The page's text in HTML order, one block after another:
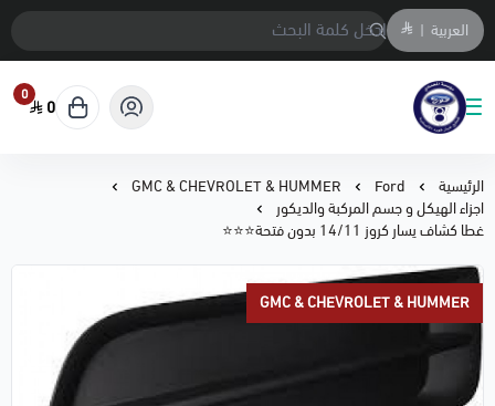
العربية |
متجر المحمادي لقطع السيارات
0
0
الرئيسية Ford
GMC & CHEVROLET & HUMMER
اجزاء الهيكل و جسم المركبة والديكور
غطا كشاف يسار كروز 14/11 بدون فتحة⭐⭐⭐
GMC & CHEVROLET & HUMMER